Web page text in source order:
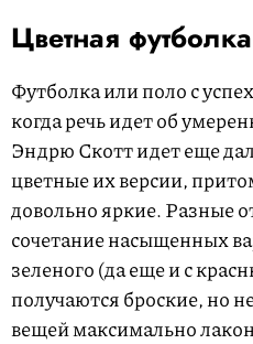
Цветная
Футболка или поло с
когда речь идет об
Эндрю Скотт идет еще
цветные их версии,
довольно яркие. Разные
сочетание насыщенных
зеленого (да еще и с
получаются броские, но
вещей максимально